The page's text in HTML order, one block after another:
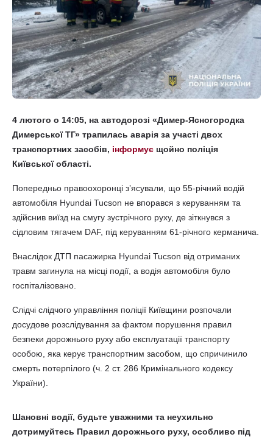
4 лютого о 14:05, на автодорозі «Димер-Ясногородка
Димерської ТГ» трапилась аварія за участі двох
транспортних засобів, інформує щойно поліція
Київської області.
Попередньо правоохоронці зʼясували, що 55-річний водій
автомобіля Hyundai Tucson не впорався з керуванням та
здійснив виїзд на смугу зустрічного руху, де зіткнувся з
сідловим тягачем DAF, під керуванням 61-річного керманича.
Внаслідок ДТП пасажирка Hyundai Tucson від отриманих
травм загинула на місці події, а водія автомобіля було
госпіталізовано.
Слідчі слідчого управління поліції Київщини розпочали
досудове розслідування за фактом порушення правил
безпеки дорожнього руху або експлуатації транспорту
особою, яка керує транспортним засобом, що спричинило
смерть потерпілого (ч. 2 ст. 286 Кримінального кодексу
України).
Шановні водії, будьте уважними та неухильно
дотримуйтесь Правил дорожнього руху, особливо під